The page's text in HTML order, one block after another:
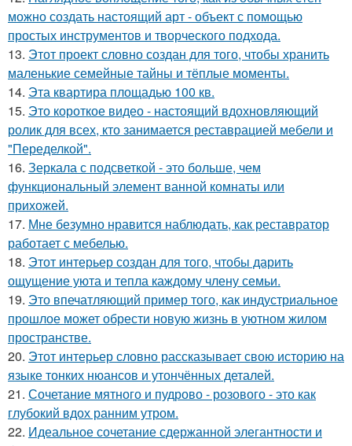
можно создать настоящий арт - объект с помощью
простых инструментов и творческого подхода.
13. Этот проект словно создан для того, чтобы хранить
маленькие семейные тайны и тёплые моменты.
14. Эта квартира площадью 100 кв.
15. Это короткое видео - настоящий вдохновляющий
ролик для всех, кто занимается реставрацией мебели и
"Переделкой".
16. Зеркала с подсветкой - это больше, чем
функциональный элемент ванной комнаты или
прихожей.
17. Мне безумно нравится наблюдать, как реставратор
работает с мебелью.
18. Этот интерьер создан для того, чтобы дарить
ощущение уюта и тепла каждому члену семьи.
19. Это впечатляющий пример того, как индустриальное
прошлое может обрести новую жизнь в уютном жилом
пространстве.
20. Этот интерьер словно рассказывает свою историю на
языке тонких нюансов и утончённых деталей.
21. Сочетание мятного и пудрово - розового - это как
глубокий вдох ранним утром.
22. Идеальное сочетание сдержанной элегантности и